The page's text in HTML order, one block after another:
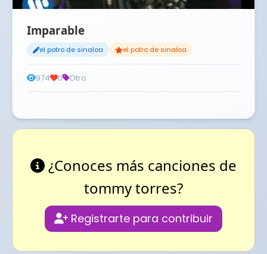
Imparable
el potro de sinaloa el potro de sinaloa
974 0 Otro
¿Conoces más canciones de
tommy torres?
Registrarte para contribuir